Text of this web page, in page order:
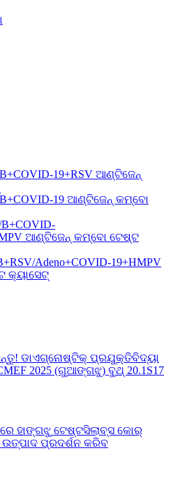
ଡାଏଗ୍ନୋଷ୍ଟିକ୍ ପ୍ରଯୁକ୍ତିବିଦ୍ୟା
2025 (ଗୁଆଙ୍ଗଝୁ) ବୁଥ୍ 20.1S17
ରେ ହାଙ୍ଗଝୁ ଟେଷ୍ଟସିଲାବ୍ସ କୋର୍
ପ୍ରଦର୍ଶନ କରିବ